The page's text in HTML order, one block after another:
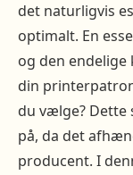
det naturligvis
optimalt. En
og den
din
du vælge?
på, da det
producent. I